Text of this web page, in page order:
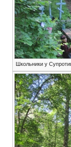
Школьники у